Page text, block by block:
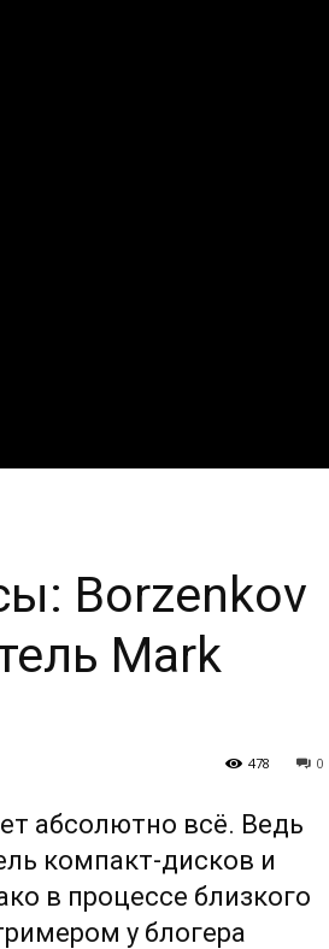
Borzenkov
Mark
0
478
абсолютно всё. Ведь
компакт-дисков и
в процессе близкого
у блогера